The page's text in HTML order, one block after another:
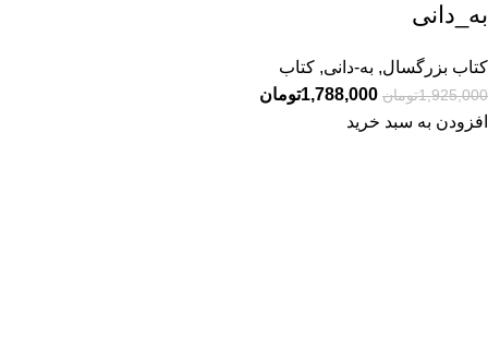
به_دانی
کتاب بزرگسال, به-دانی, کتاب
1,925,000تومان 1,788,000تومان
افزودن به سبد خرید